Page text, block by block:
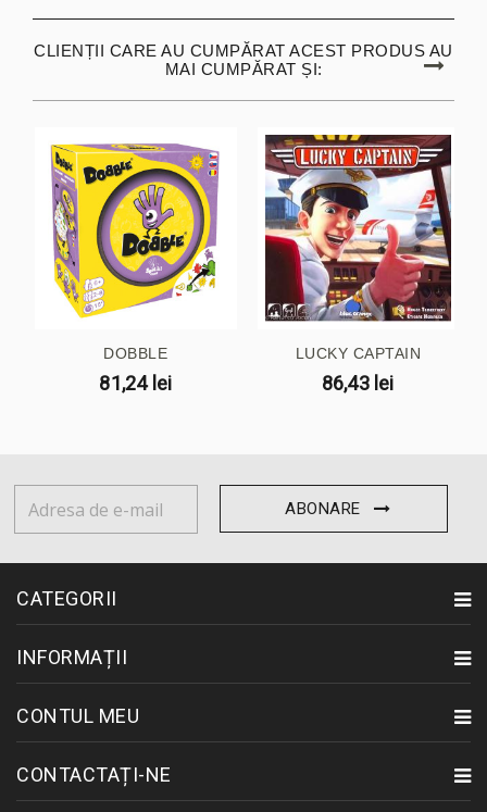
CLIENȚII CARE AU CUMPĂRAT ACEST PRODUS AU
MAI CUMPĂRAT ȘI:
DOBBLE
81,24 lei
LUCKY CAPTAIN
86,43 lei
ABONARE
CATEGORII
INFORMAȚII
CONTUL MEU
CONTACTAȚI-NE